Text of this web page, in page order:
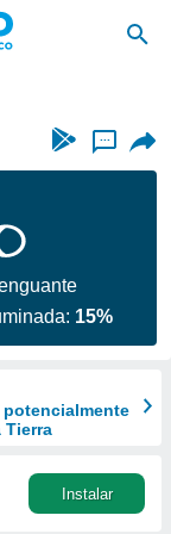
...
15%
Tierra
Instalar